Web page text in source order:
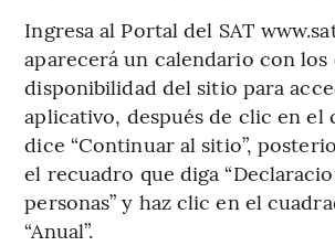
Ingresa al Portal del SAT
aparecerá un calendario con los
disponibilidad del sitio para
aplicativo, después de clic en el
dice “Continuar al sitio”,
el recuadro que diga
personas” y haz clic en el
“Anual”.